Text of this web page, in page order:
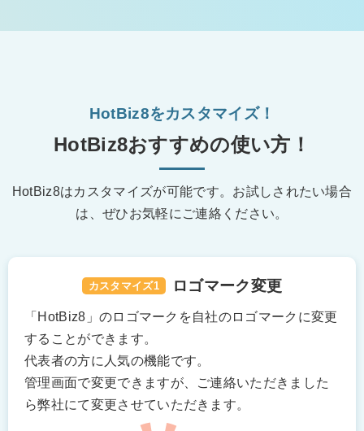
HotBiz8をカスタマイズ！
HotBiz8おすすめの使い方！
HotBiz8はカスタマイズが可能です。 お試しされたい場合
は、ぜひお気軽にご連絡ください。
カスタマイズ1 ロゴマーク変更
「HotBiz8」のロゴマークを自社のロゴマークに変更
することができます。
代表者の方に人気の機能です。
管理画面で変更できますが、ご連絡いただきました
ら弊社にて変更させていただきます。